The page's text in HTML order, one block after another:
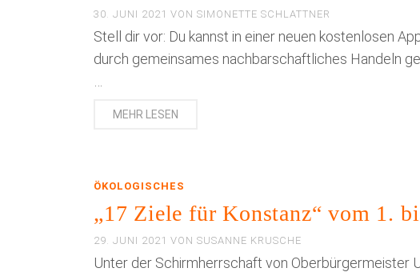
30. JUNI 2021 VON SIMONETTE SCHLATTNER
Stell dir vor: Du kannst in einer neuen kostenlosen
durch gemeinsames nachbarschaftliches Handeln
MEHR LESEN
ÖKOLOGISCHES
„17 Ziele für Konstanz“ vom 1.
29. JUNI 2021 VON SUSANNE KRUSCHE
Unter der Schirmherrschaft von Oberbürgermeister